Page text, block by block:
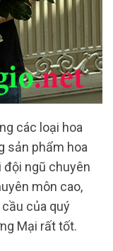
các loại hoa
sản phẩm hoa
đội ngũ chuyên
môn cao,
của quý
Mại rất tốt.